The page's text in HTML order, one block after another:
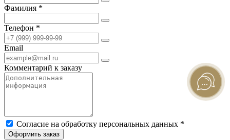
Фамилия *
Телефон *
Email
Комментарий к заказу
Согласие на обработку персональных данных *
Оформить заказ